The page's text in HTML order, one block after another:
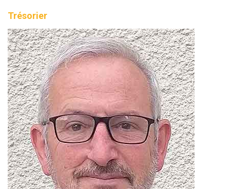
Trésorier